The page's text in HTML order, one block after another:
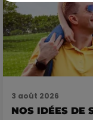
3 août 2026
NOS IDÉES DE